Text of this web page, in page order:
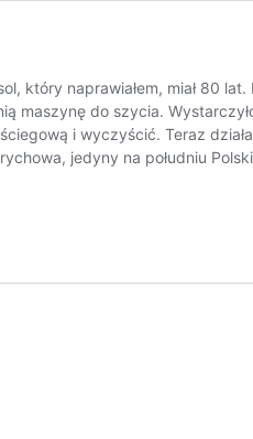
który naprawiałem, miał 80
maszynę do szycia.
i wyczyścić. Teraz
jedyny na południu